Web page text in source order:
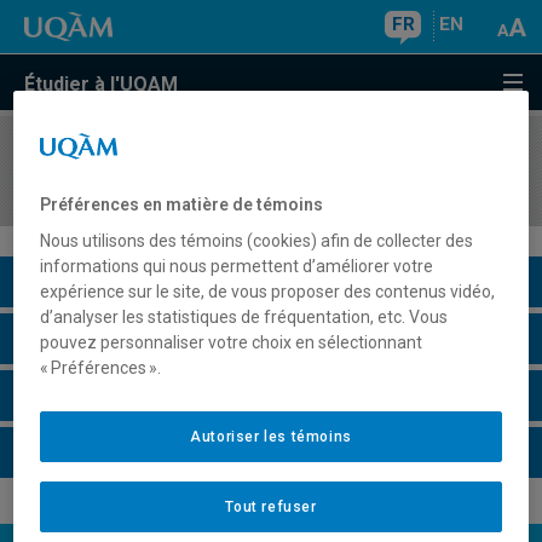
FR EN
Étudier à l'UQAM
COURS//
Description du cours
Horaire - Été 2026
Préférences en matière de témoins
Nous utilisons des témoins (cookies) afin de collecter des
informations qui nous permettent d’améliorer votre
expérience sur le site, de vous proposer des contenus vidéo,
d’analyser les statistiques de fréquentation, etc. Vous
pouvez personnaliser votre choix en sélectionnant
« Préférences ».
Tout refuser
Autoriser les témoins